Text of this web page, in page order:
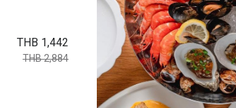
THB 1,442
THB 2,884